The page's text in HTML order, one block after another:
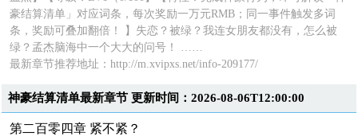
豪结算清单」对应词条，每次奖励一万元RMB；同一事件触发多词
条，奖励可叠加翻倍！ 】失恋？被绿？我连女朋友都没有，怎么被
绿？孟杰脑海中一个大大的问号！ ……
最新章节推荐地址：http://m.xvipxs.net/info-209177/
神豪结算清单最新章节 更新时间：2026-08-06T12:00:00
第二百零四章 紧不紧？